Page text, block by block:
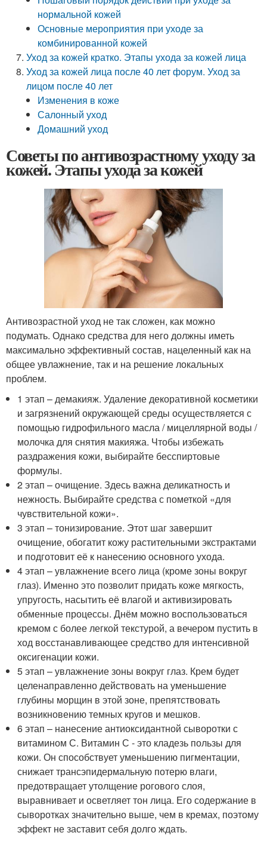
нормальной кожей
Основные мероприятия при уходе за
комбинированной кожей
Уход за кожей кратко. Этапы ухода за кожей лица
Уход за кожей лица после 40 лет форум. Уход за
лицом после 40 лет
Изменения в коже
Салонный уход
Домашний уход
Советы по антивозрастному уходу за
кожей. Этапы ухода за кожей
Антивозрастной уход не так сложен, как можно
подумать. Однако средства для него должны иметь
максимально эффективный состав, нацеленный как на
общее увлажнение, так и на решение локальных
проблем.
1 этап – демакияж. Удаление декоративной косметики
и загрязнений окружающей среды осуществляется с
помощью гидрофильного масла / мицеллярной воды /
молочка для снятия макияжа. Чтобы избежать
раздражения кожи, выбирайте бесспиртовые
формулы.
2 этап – очищение. Здесь важна деликатность и
нежность. Выбирайте средства с пометкой «для
чувствительной кожи».
3 этап – тонизирование. Этот шаг завершит
очищение, обогатит кожу растительными экстрактами
и подготовит её к нанесению основного ухода.
4 этап – увлажнение всего лица (кроме зоны вокруг
глаз). Именно это позволит придать коже мягкость,
упругость, насытить её влагой и активизировать
обменные процессы. Днём можно воспользоваться
кремом с более легкой текстурой, а вечером пустить в
ход восстанавливающее средство для интенсивной
оксигенации кожи.
5 этап – увлажнение зоны вокруг глаз. Крем будет
целенаправленно действовать на уменьшение
глубины морщин в этой зоне, препятствовать
возникновению темных кругов и мешков.
6 этап – нанесение антиоксидантной сыворотки с
витамином С. Витамин С - это кладезь пользы для
кожи. Он способствует уменьшению пигментации,
снижает трансэпидермальную потерю влаги,
предотвращает утолщение рогового слоя,
выравнивает и осветляет тон лица. Его содержание в
сыворотках значительно выше, чем в кремах, поэтому
эффект не заставит себя долго ждать.